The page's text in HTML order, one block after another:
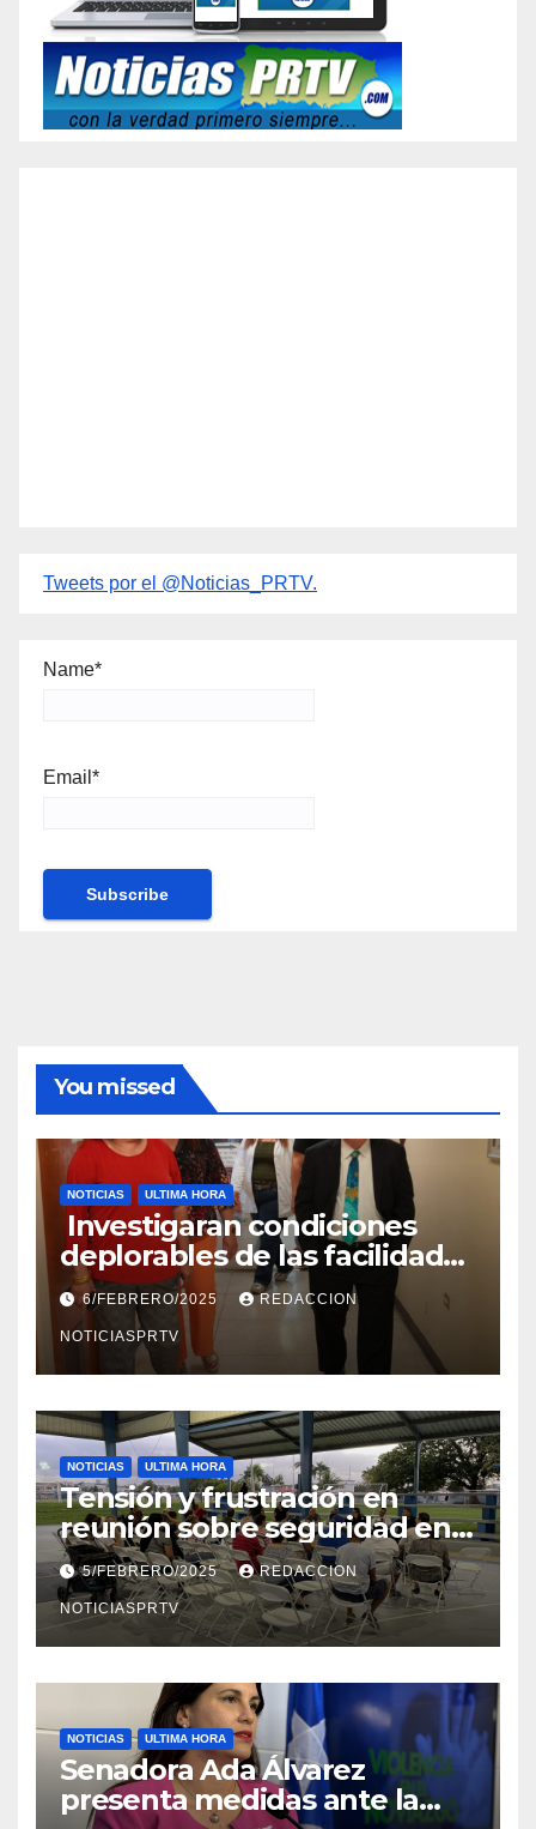
Tweets por el @Noticias_PRTV.
Name*
Email*
You missed
NOTICIAS ULTIMA HORA
Investigaran condiciones
deplorables de las facilidades
el Departamento de la Salud
en Mayagüez
6/FEBRERO/2025 REDACCION
NOTICIASPRTV
NOTICIAS ULTIMA HORA
Tensión y frustración en
reunión sobre seguridad en
Reparto Metropolitano
5/FEBRERO/2025 REDACCION
NOTICIASPRTV
NOTICIAS ULTIMA HORA
Senadora Ada Álvarez
presenta medidas ante la